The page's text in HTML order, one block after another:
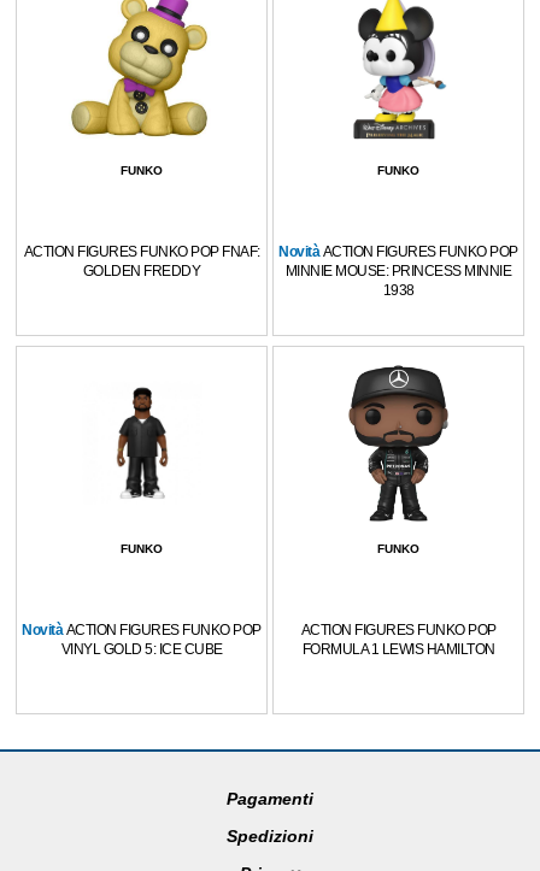
FUNKO
ACTION FIGURES FUNKO POP FNAF:
GOLDEN FREDDY
FUNKO
NovitàACTION FIGURES FUNKO POP
MINNIE MOUSE: PRINCESS MINNIE
1938
FUNKO
NovitàACTION FIGURES FUNKO POP
VINYL GOLD 5: ICE CUBE
FUNKO
ACTION FIGURES FUNKO POP
FORMULA 1 LEWIS HAMILTON
Pagamenti
Spedizioni